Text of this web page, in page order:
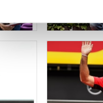
Erfahren Sie mehr darüber,
Wir verwenden Cookies, um
und die Zugriffe auf unsere
Website an unsere Partner
möglicherweise mit weiteren
der Dienste gesammelt